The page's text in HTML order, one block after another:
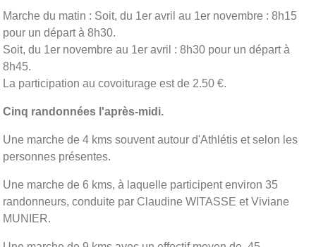
Marche du matin : Soit, du 1er avril au 1er novembre : 8h15
pour un départ à 8h30.
Soit, du 1er novembre au 1er avril : 8h30 pour un départ à
8h45.
La participation au covoiturage est de 2.50 €.
Cinq randonnées l'après-midi.
Une marche de 4 kms souvent autour d'Athlétis et selon les
personnes présentes.
Une marche de 6 kms, à laquelle participent environ 35
randonneurs, conduite par Claudine WITASSE et Viviane
MUNIER.